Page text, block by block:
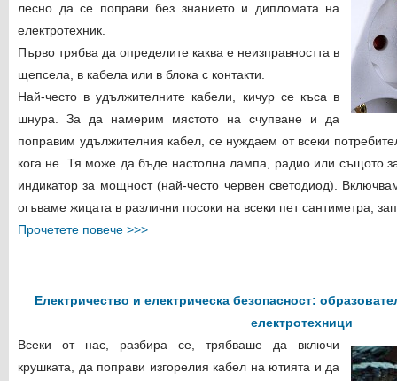
лесно да се поправи без знанието и дипломата на
електротехник.
Първо трябва да определите каква е неизправността в
щепсела, в кабела или в блока с контакти.
Най-често в удължителните кабели, кичур се къса в
шнура. За да намерим мястото на счупване и да
поправим удължителния кабел, се нуждаем от всеки
кога не. Тя може да бъде настолна лампа, радио или същото
индикатор за мощност (най-често червен светодиод).
огъваме жицата в различни посоки на всеки пет сантиметра,
Прочетете повече >>>
Електричество и електрическа безопасност:
електротехници
Всеки от нас, разбира се, трябваше да включи
крушката, да поправи изгорелия кабел на ютията и да